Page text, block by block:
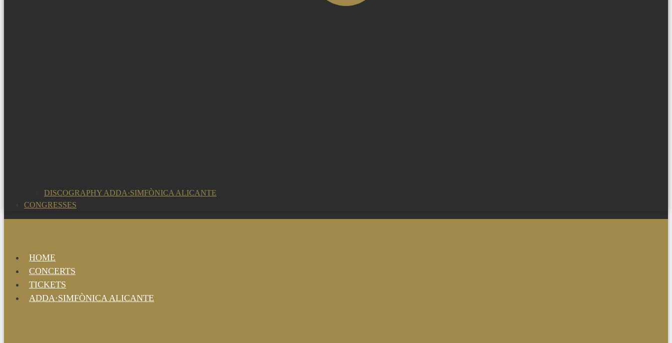
DISCOGRAPHY ADDA·SIMFÒNICA ALICANTE
CONGRESSES
HOME
CONCERTS
TICKETS
ADDA·SIMFÒNICA ALICANTE